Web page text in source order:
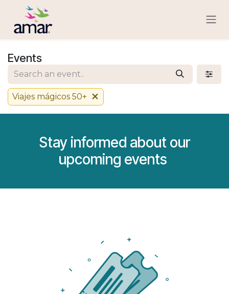
Skip to Content
Events
Viajes mágicos 50+
Stay informed about our
upcoming events